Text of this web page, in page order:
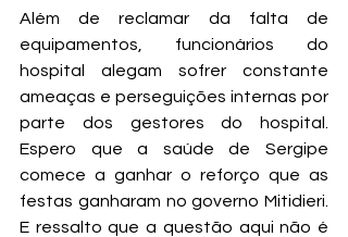
Além de reclamar da falta de
equipamentos, funcionários do
hospital alegam sofrer constante
ameaças e perseguições internas por
parte dos gestores do hospital.
Espero que a saúde de Sergipe
comece a ganhar o reforço que as
festas ganharam no governo Mitidieri.
E ressalto que a questão aqui não é